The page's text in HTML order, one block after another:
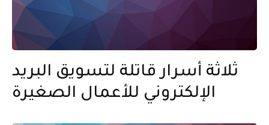
ثلاثة أسرار قاتلة لتسويق البريد
الإلكتروني للأعمال الصغيرة